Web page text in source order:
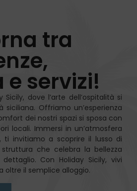
tra
servizi!
Sicily, dove l’arte dell’ospitalità si
siciliana. Offriamo un’esperienza
dei nostri spazi si sposa con
locali. Immersi in un’atmosfera
ti invitiamo a scoprire il lusso di
che celebra la bellezza
Con Holiday Sicily, vivi
oltre il semplice alloggio.